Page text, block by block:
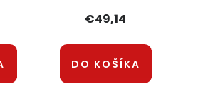
€49,14
DO KOŠÍKA